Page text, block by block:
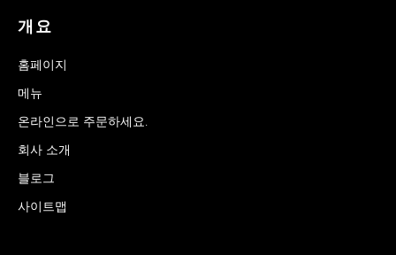
개요
홈페이지
메뉴
온라인으로 주문하세요.
회사 소개
블로그
사이트맵